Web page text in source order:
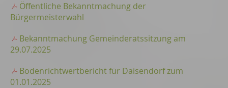
Öffentliche Bekanntmachung der
Bürgermeisterwahl
Bekanntmachung Gemeinderatssitzung am
29.07.2025
Bodenrichtwertbericht für Daisendorf zum
01.01.2025